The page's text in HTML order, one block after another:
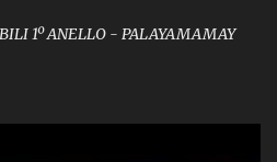
1º ANELLO - PALAYAMAMAY